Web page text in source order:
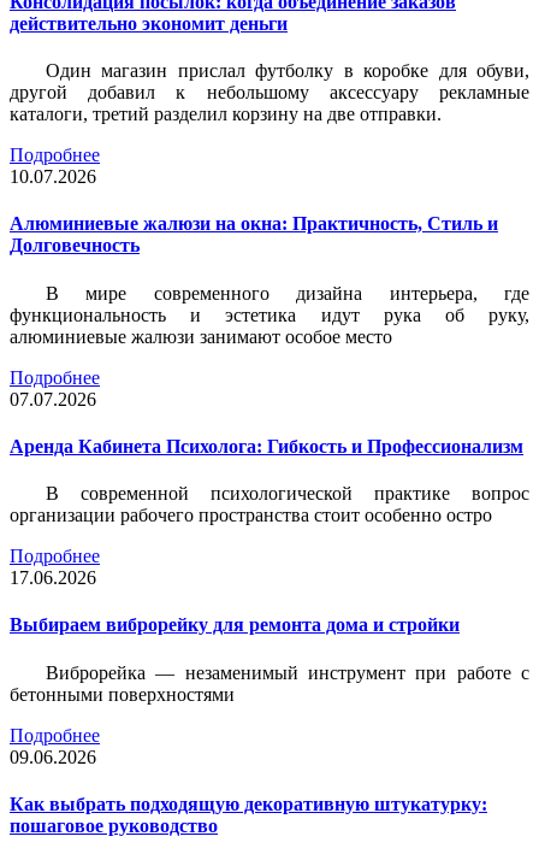
действительно экономит деньги
Один магазин прислал футболку в коробке для обуви,
другой добавил к небольшому аксессуару рекламные
каталоги, третий разделил корзину на две отправки.
Подробнее
10.07.2026
Алюминиевые жалюзи на окна: Практичность, Стиль и
Долговечность
В мире современного дизайна интерьера, где
функциональность и эстетика идут рука об руку,
алюминиевые жалюзи занимают особое место
Подробнее
07.07.2026
Аренда Кабинета Психолога: Гибкость и Профессионализм
В современной психологической практике вопрос
организации рабочего пространства стоит особенно остро
Подробнее
17.06.2026
Выбираем виброрейку для ремонта дома и стройки
Виброрейка — незаменимый инструмент при работе с
бетонными поверхностями
Подробнее
09.06.2026
Как выбрать подходящую декоративную штукатурку:
пошаговое руководство